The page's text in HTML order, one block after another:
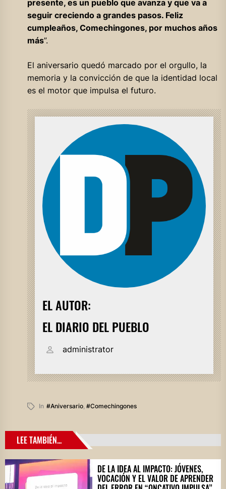
presente, es un pueblo que avanza y que va a
seguir creciendo a grandes pasos. Feliz
cumpleaños, Comechingones, por muchos años
más”.
El aniversario quedó marcado por el orgullo, la
memoria y la convicción de que la identidad local
es el motor que impulsa el futuro.
EL AUTOR:
EL DIARIO DEL PUEBLO
administrator
In #aniversario, #comechingones
LEE TAMBIÉN...
DE LA IDEA AL IMPACTO: JÓVENES,
VOCACIÓN Y EL VALOR DE APRENDER